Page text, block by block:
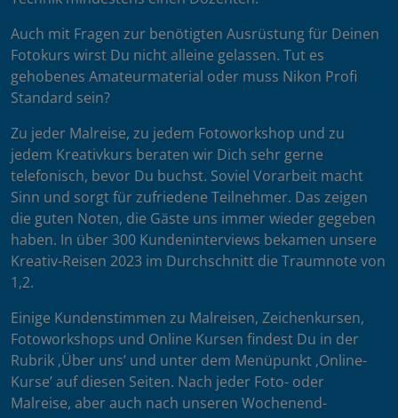
Auch mit Fragen zur benötigten Ausrüstung für Deinen
Fotokurs wirst Du nicht alleine gelassen. Tut es
gehobenes Amateurmaterial oder muss Nikon Profi
Standard sein?
Zu jeder Malreise, zu jedem Fotoworkshop und zu
jedem Kreativkurs beraten wir Dich sehr gerne
telefonisch, bevor Du buchst. Soviel Vorarbeit macht
Sinn und sorgt für zufriedene Teilnehmer. Das zeigen
die guten Noten, die Gäste uns immer wieder gegeben
haben. In über 300 Kundeninterviews bekamen unsere
Kreativ-Reisen 2023 im Durchschnitt die Traumnote von
1,2.
Einige Kundenstimmen zu Malreisen, Zeichenkursen,
Fotoworkshops und Online Kursen findest Du in der
Rubrik ‚Über uns’ und unter dem Menüpunkt ‚Online-
Kurse’ auf diesen Seiten. Nach jeder Foto- oder
Malreise, aber auch nach unseren Wochenend-